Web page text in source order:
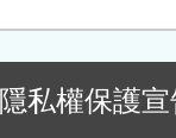
隱私權保護